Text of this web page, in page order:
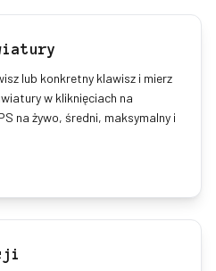
lub konkretny klawisz i mierz
w kliknięciach na
na żywo, średni, maksymalny i